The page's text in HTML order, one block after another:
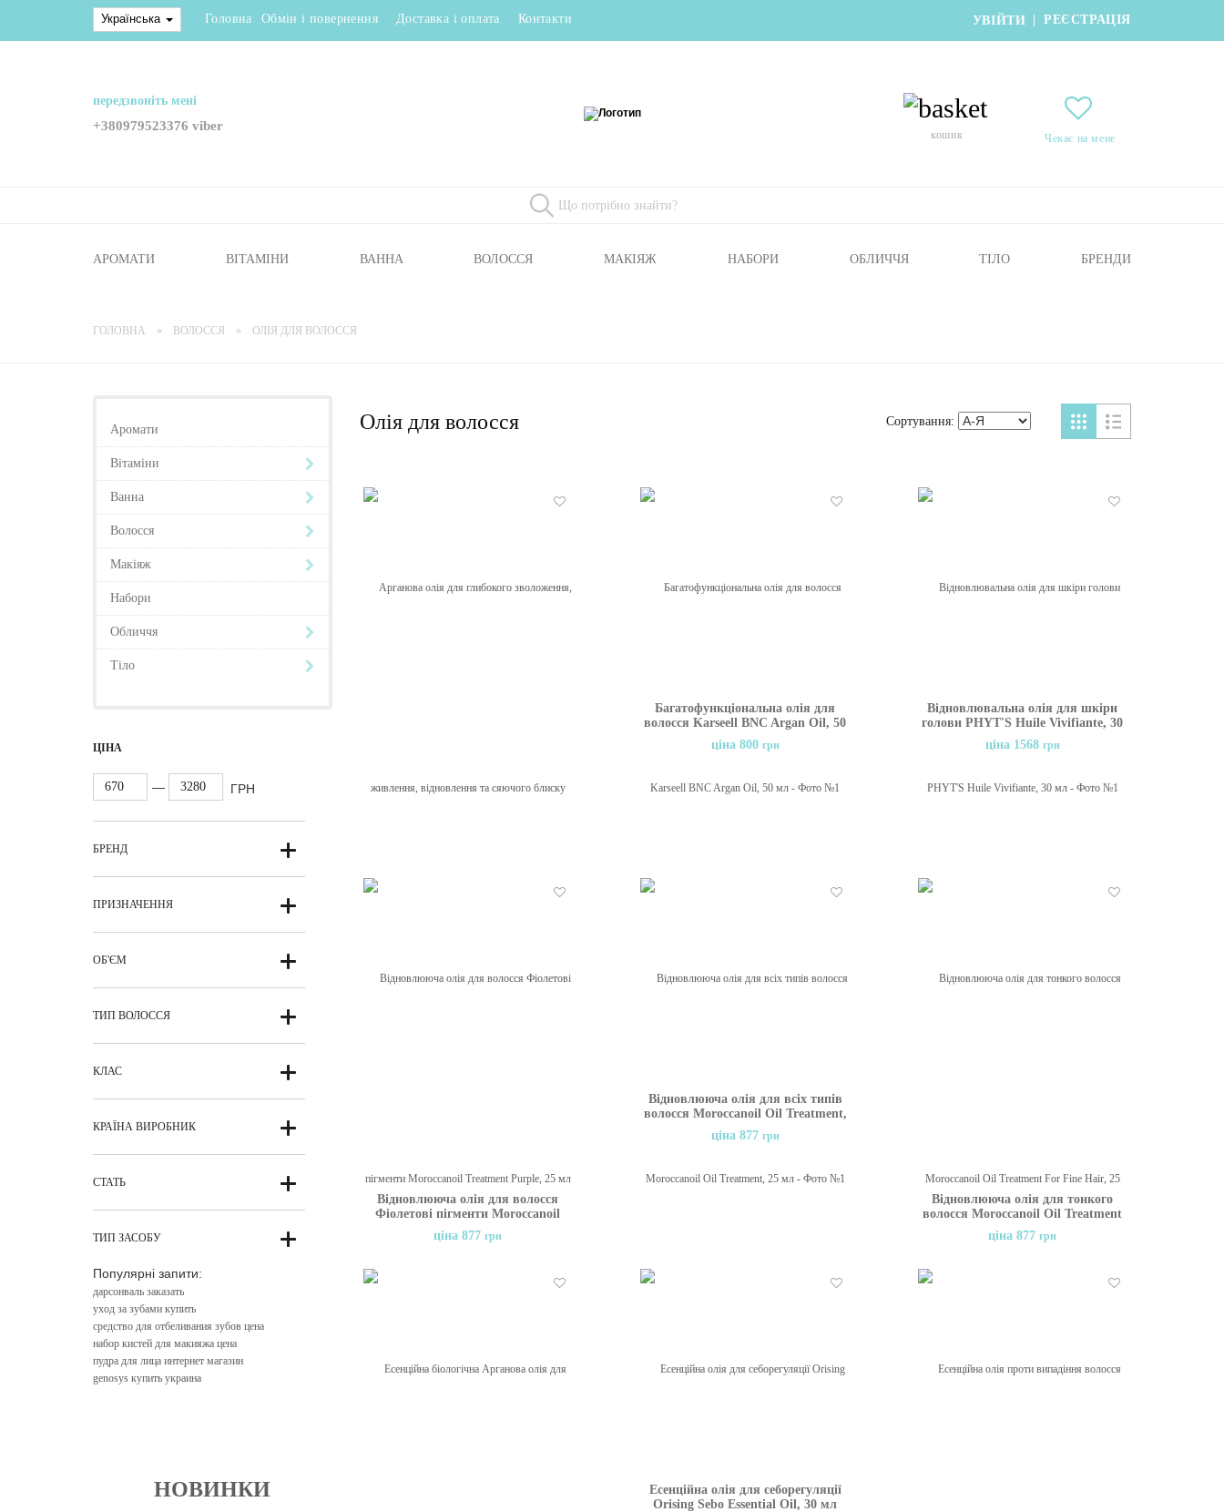
Українська Головна Обмін і повернення Доставка і оплата Контакти УВІЙТИ | РЕЄСТРАЦІЯ
передзвоніть мені
+380979523376 viber
кошик Чекає на мене
АРОМАТИ ВІТАМІНИ ВАННА ВОЛОССЯ МАКІЯЖ НАБОРИ ОБЛИЧЧЯ ТІЛО БРЕНДИ
ГОЛОВНА ВОЛОССЯ ОЛІЯ ДЛЯ ВОЛОССЯ
Олія для волосся Сортування:
Багатофункціональна олія для
волосся Karseell BNC Argan Oil, 50
мл
ціна 800 грн
Відновлювальна олія для шкіри
голови PHYT'S Huile Vivifiante, 30
мл
ціна 1568 грн
Відновлююча олія для волосся
Фіолетові пігменти Moroccanoil
Treatment Purple, 25 мл
ціна 877 грн
Відновлююча олія для всіх типів
волосся Moroccanoil Oil Treatment,
25 мл
ціна 877 грн
Відновлююча олія для тонкого
волосся Moroccanoil Oil Treatment
For Fine Hair, 25 мл
ціна 877грн
Есенційна олія для себорегуляції
Orising Sebo Essential Oil, 30 мл
Аромати
Вітаміни
Ванна
Волосся
Макіяж
Набори
Обличчя
Тіло
ЦІНА
— ГРН
БРЕНД
ПРИЗНАЧЕННЯ
ОБ'ЄМ
ТИП ВОЛОССЯ
КЛАС
КРАЇНА ВИРОБНИК
СТАТЬ
ТИП ЗАСОБУ
Популярні запити:
дарсонваль заказать
уход за зубами купить
средство для отбеливания зубов цена
набор кистей для макияжа цена
пудра для лица интернет магазин
genosys купить украина
НОВИНКИ